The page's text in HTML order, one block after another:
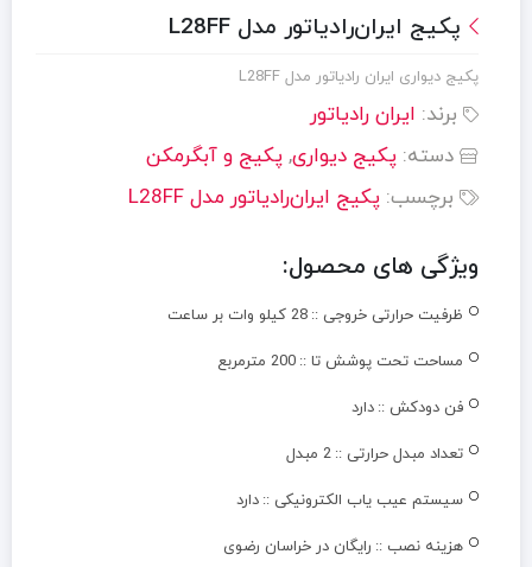
پکیج ایران‌رادیاتور مدل L28FF
پکیج دیواری ایران رادیاتور مدل L28FF
برند: ایران رادیاتور
دسته: پکیج دیواری, پکیج و آبگرمکن
برچسب: پکیج ایران‌رادیاتور مدل L28FF
ویژگی های محصول:
ظرفیت حرارتی خروجی :: 28 کیلو وات بر ساعت
مساحت تحت پوشش تا :: 200 مترمربع
فن دودکش :: دارد
تعداد مبدل حرارتی :: 2 مبدل
سیستم عیب یاب الکترونیکی :: دارد
هزینه نصب :: رایگان در خراسان رضوی